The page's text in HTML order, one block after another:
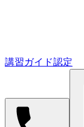
講習ガイド認定